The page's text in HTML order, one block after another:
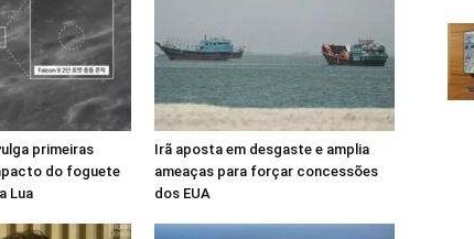
primeiras
do foguete
Lua
Irã aposta em desgaste e amplia
ameaças para forçar concessões
dos EUA